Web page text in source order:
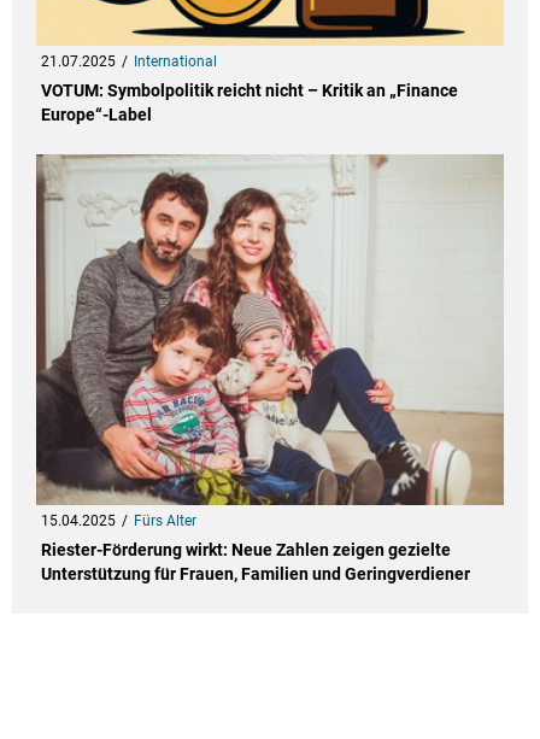
21.07.2025 International
VOTUM: Symbolpolitik reicht nicht – Kritik an „Finance
Europe“-Label
15.04.2025 Fürs Alter
Riester-Förderung wirkt: Neue Zahlen zeigen gezielte
Unterstützung für Frauen, Familien und Geringverdiener